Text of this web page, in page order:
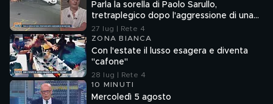
Parla la sorella di Paolo Sarullo,
tretraplegico dopo l'aggressione di una
baby gang
27 lug | Rete 4
ZONA BIANCA
Con l'estate il lusso esagera e diventa
"cafone"
28 lug | Rete 4
10 MINUTI
Mercoledì 5 agosto